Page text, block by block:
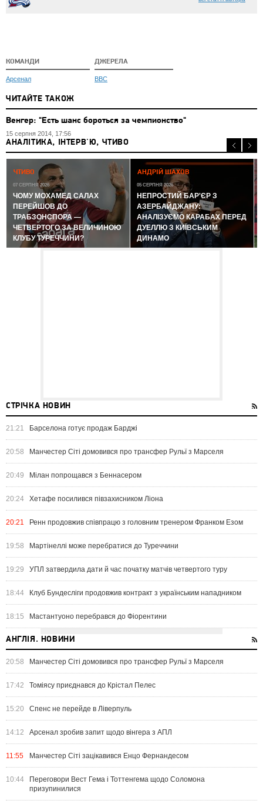
КОМАНДИ
Арсенал
ДЖЕРЕЛА
BBC
ЧИТАЙТЕ ТАКОЖ
Венгер: "Есть шанс бороться за чемпионство"
15 серпня 2014, 17:56
АНАЛІТИКА, ІНТЕРВ'Ю, ЧТИВО
ЧТИВО
07 СЕРПНЯ 2026
ЧОМУ МОХАМЕД САЛАХ
ПЕРЕЙШОВ ДО
ТРАБЗОНСПОРА —
ЧЕТВЕРТОГО ЗА ВЕЛИЧИНОЮ
КЛУБУ ТУРЕЧЧИНИ?
АНДРІЙ ШАХОВ
05 СЕРПНЯ 2026
НЕПРОСТИЙ БАР'ЄР З
АЗЕРБАЙДЖАНУ:
АНАЛІЗУЄМО КАРАБАХ ПЕРЕД
ДУЕЛЛЮ З КИЇВСЬКИМ
ДИНАМО
СТРІЧКА НОВИН
21:21 Барселона готує продаж Барджі
20:58 Манчестер Сіті домовився про трансфер Рульї з Марселя
20:49 Мілан попрощався з Беннасером
20:24 Хетафе посилився півзахисником Ліона
20:21 Ренн продовжив співпрацю з головним тренером Франком Езом
19:58 Мартінеллі може перебратися до Туреччини
19:29 УПЛ затвердила дати й час початку матчів четвертого туру
18:44 Клуб Бундесліги продовжив контракт з українським нападником
18:15 Мастантуоно перебрався до Фіорентини
АНГЛІЯ. НОВИНИ
20:58 Манчестер Сіті домовився про трансфер Рульї з Марселя
17:42 Томіясу приєднався до Крістал Пелес
15:20 Спенс не перейде в Ліверпуль
14:12 Арсенал зробив запит щодо вінгера з АПЛ
11:55 Манчестер Сіті зацікавився Енцо Фернандесом
10:44
Переговори Вест Гема і Тоттенгема щодо Соломона
призупинилися